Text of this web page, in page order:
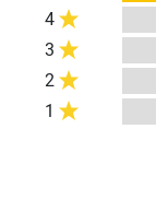
4
3
2
1